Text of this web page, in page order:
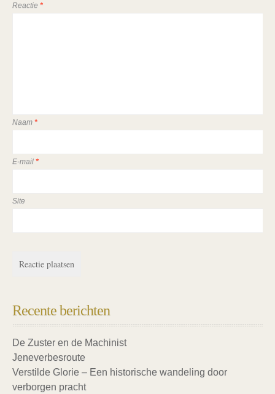
Reactie *
Naam *
E-mail *
Site
Recente berichten
De Zuster en de Machinist
Jeneverbesroute
Verstilde Glorie – Een historische wandeling door
verborgen pracht